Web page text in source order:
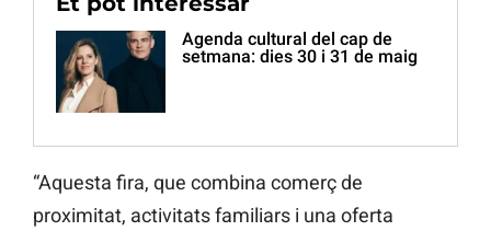
Agenda cultural del cap de
setmana: dies 30 i 31 de maig
“Aquesta fira, que combina comerç de
proximitat, activitats familiars i una oferta